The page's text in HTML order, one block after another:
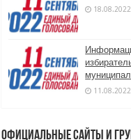
18.08.2022
11.08.2022
Официальные сайты и